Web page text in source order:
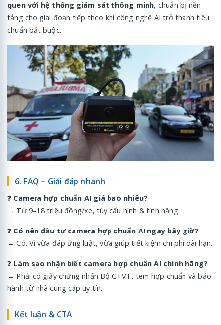
quen với hệ thống giám sát thông minh, chuẩn bị nền
tảng cho giai đoạn tiếp theo khi công nghệ AI trở thành tiêu
chuẩn bắt buộc.
6. FAQ – Giải đáp nhanh
❓ Camera hợp chuẩn AI giá bao nhiêu?
→ Từ 9–18 triệu đồng/xe, tùy cấu hình & tính năng.
❓ Có nên đầu tư camera hợp chuẩn AI ngay bây giờ?
→ Có. Vì vừa đáp ứng luật, vừa giúp tiết kiệm chi phí dài hạn.
❓ Làm sao nhận biết camera hợp chuẩn AI chính hãng?
→ Phải có giấy chứng nhận Bộ GTVT, tem hợp chuẩn và bảo
hành từ nhà cung cấp uy tín.
Kết luận & CTA